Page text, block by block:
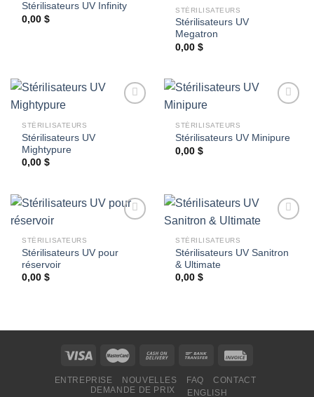
Stérilisateurs UV Infinity
0,00$
STÉRILISATEURS
Stérilisateurs UV
Megatron
0,00$
STÉRILISATEURS
Stérilisateurs UV
Mightypure
0,00$
Ajouter
STÉRILISATEURS
Stérilisateurs UV Minipure
0,00$
Ajouter
STÉRILISATEURS
Stérilisateurs UV pour
réservoir
0,00$
Ajouter
STÉRILISATEURS
Stérilisateurs UV Sanitron
& Ultimate
0,00$
ENTREPRISE NOUVELLES FAQ
CONTACT
DEMANDE DE PRIX
ENGLISH